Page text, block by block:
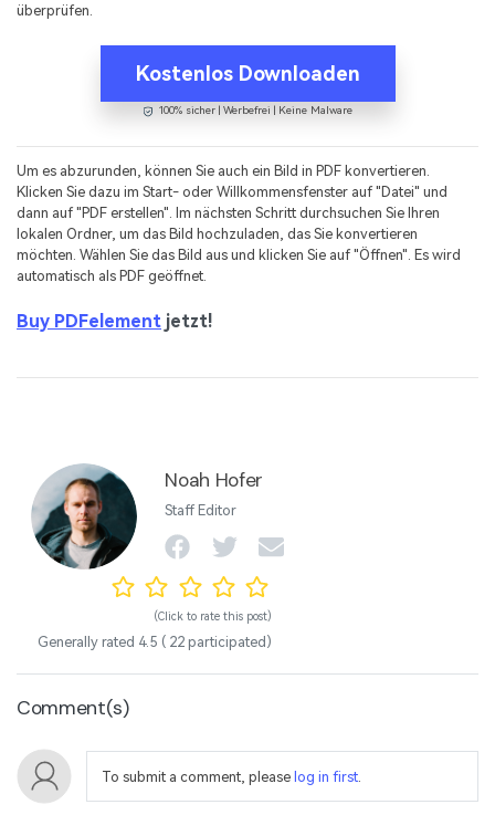
überprüfen.
Kostenlos Downloaden
100% sicher | Werbefrei | Keine Malware
Um es abzurunden, können Sie auch ein Bild in PDF konvertieren.
Klicken Sie dazu im Start- oder Willkommensfenster auf "Datei" und
dann auf "PDF erstellen". Im nächsten Schritt durchsuchen Sie Ihren
lokalen Ordner, um das Bild hochzuladen, das Sie konvertieren
möchten. Wählen Sie das Bild aus und klicken Sie auf "Öffnen". Es wird
automatisch als PDF geöffnet.
Buy PDFelement jetzt!
Noah Hofer
Staff Editor
(Click to rate this post)
Generally rated 4.5 ( 22 participated)
Comment(s)
To submit a comment, pleaselog in first.